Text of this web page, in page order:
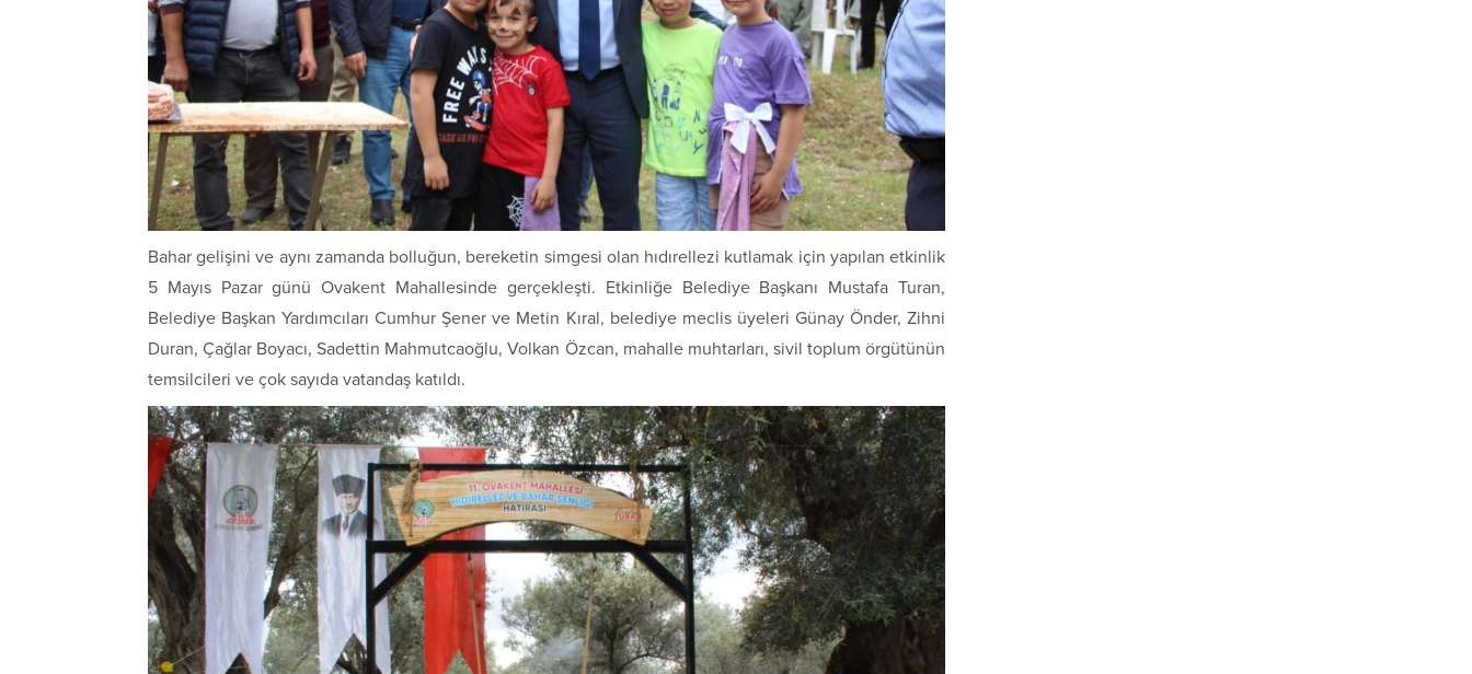
Bahar gelişini ve aynı zamanda bolluğun, bereketin simgesi olan hıdırellezi kutlamak için yapılan etkinlik
5 Mayıs Pazar günü Ovakent Mahallesinde gerçekleşti. Etkinliğe Belediye Başkanı Mustafa Turan,
Belediye Başkan Yardımcıları Cumhur Şener ve Metin Kıral, belediye meclis üyeleri Günay Önder, Zihni
Duran, Çağlar Boyacı, Sadettin Mahmutcaoğlu, Volkan Özcan, mahalle muhtarları, sivil toplum örgütünün
temsilcileri ve çok sayıda vatandaş katıldı.